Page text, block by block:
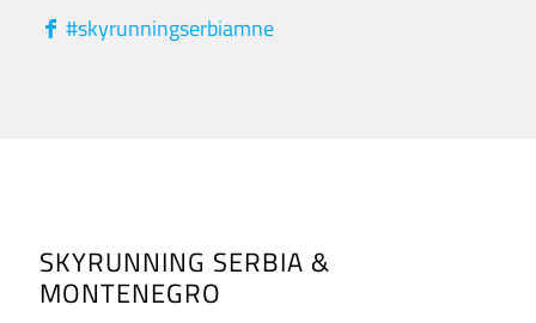
#skyrunningserbiamne
SKYRUNNING SERBIA &
MONTENEGRO